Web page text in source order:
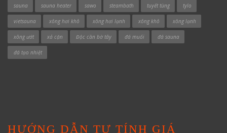
sauna sauna heater sawo steambath tuyết tùng tylo
vietsauna xông hơi khô xông hơi lạnh xông khô xông lạnh
xông ướt xả cặn Độc cần bờ tây đá muối đá sauna
đá tạo nhiệt
HƯỚNG DẪN TỰ TÍNH GIÁ